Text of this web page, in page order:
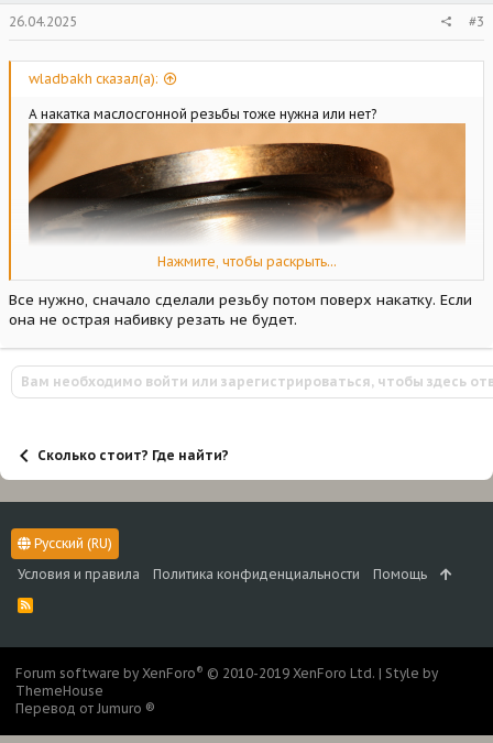
26.04.2025 #3
wladbakh сказал(а):
А накатка маслосгонной резьбы тоже нужна или нет?
Нажмите, чтобы раскрыть...
Все нужно, сначало сделали резьбу потом поверх накатку. Если
она не острая набивку резать не будет.
Вам необходимо войти или зарегистрироваться, чтобы здесь
Сколько стоит? Где найти?
Русский (RU)
Условия и правила
Политика конфиденциальности Помощь
R
Forum software by XenForo® © 2010-2019 XenForo Ltd. | Style by
ThemeHouse
Перевод от Jumuro ®